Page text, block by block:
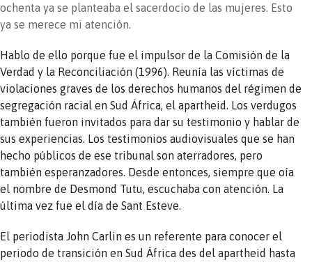
ochenta ya se planteaba el sacerdocio de las mujeres. Esto
ya se merece mi atención.
Hablo de ello porque fue el impulsor de la Comisión de la
Verdad y la Reconciliación (1996). Reunía las víctimas de
violaciones graves de los derechos humanos del régimen de
segregación racial en Sud África, el apartheid. Los verdugos
también fueron invitados para dar su testimonio y hablar de
sus experiencias. Los testimonios audiovisuales que se han
hecho públicos de ese tribunal son aterradores, pero
también esperanzadores. Desde entonces, siempre que oía
el nombre de Desmond Tutu, escuchaba con atención. La
última vez fue el día de Sant Esteve.
El periodista John Carlin es un referente para conocer el
periodo de transición en Sud África des del apartheid hasta